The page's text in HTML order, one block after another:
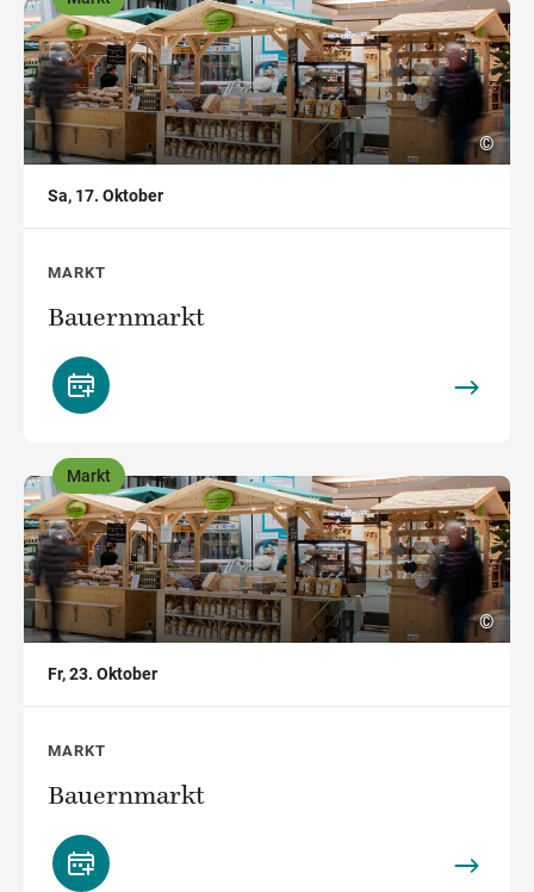
,
©
Sa, 17. Oktober
MARKT
Bauernmarkt
,
©
Markt
Fr, 23. Oktober
MARKT
Bauernmarkt